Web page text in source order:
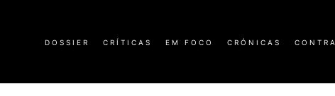
DOSSIER CRÍTICAS EM FOCO CRÓNICAS